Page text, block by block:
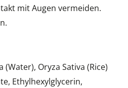
mit Augen vermeiden.
(Water), Oryza Sativa (Rice)
Ethylhexylglycerin,